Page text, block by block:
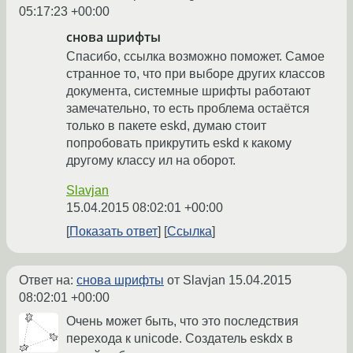
05:17:23 +00:00
снова шрифты
Спасибо, ссылка возможно поможет. Самое
странное то, что при выборе других классов
документа, системные шрифты работают
замечательно, то есть проблема остаётся
только в пакете eskd, думаю стоит
попробовать прикрутить eskd к какому
другому классу ил на оборот.
Slavjan
15.04.2015 08:02:01 +00:00
Показать ответ
Ссылка
Ответ на: снова шрифты от Slavjan 15.04.2015
08:02:01 +00:00
Очень может быть, что это последствия
перехода к unicode. Создатель eskdx в